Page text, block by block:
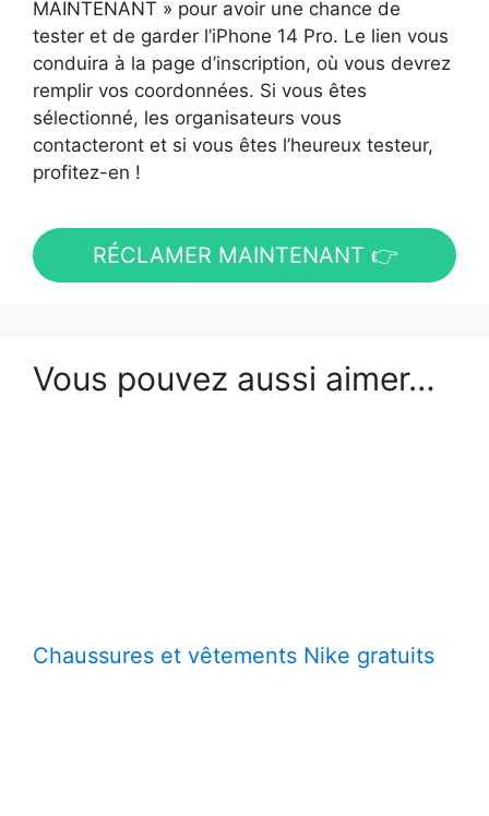
MAINTENANT » pour avoir une chance de
tester et de garder l’iPhone 14 Pro. Le lien vous
conduira à la page d’inscription, où vous devrez
remplir vos coordonnées. Si vous êtes
sélectionné, les organisateurs vous
contacteront et si vous êtes l’heureux testeur,
profitez-en !
RÉCLAMER MAINTENANT 👉
Vous pouvez aussi aimer…
Chaussures et vêtements Nike gratuits